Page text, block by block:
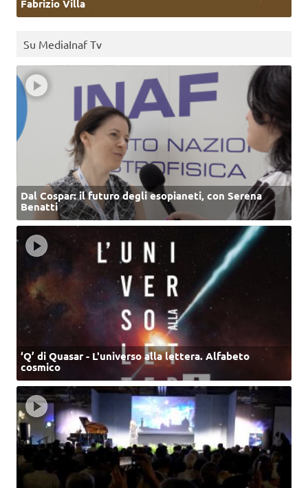
Fabrizio Villa
Su MediaInaf Tv
Dal Cospar: il futuro degli esopianeti, con Serena
Benatti
‘Q’ di Quasar - L'universo alla lettera. Alfabeto
cosmico